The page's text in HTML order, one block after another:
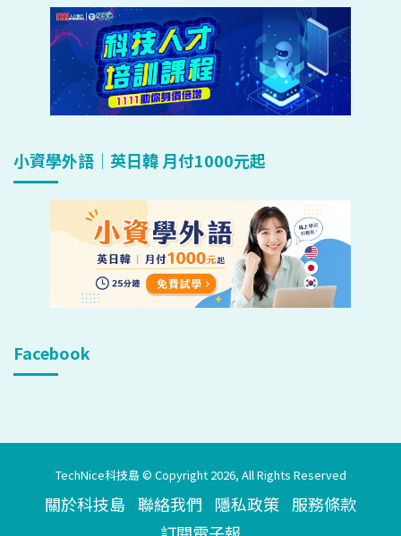
小資學外語｜英日韓 月付1000元起
Facebook
TechNice科技島 © Copyright 2026, All Rights Reserved
關於科技島 聯絡我們 隱私政策 服務條款